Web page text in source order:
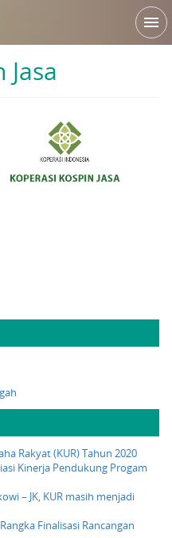
menu
Rakyat (KUR) Tahun 2020
Kinerja Pendukung Progam
– JK, KUR masih menjadi
Finalisasi Rancangan